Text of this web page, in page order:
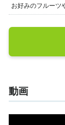
お好みのフルーツ
動画